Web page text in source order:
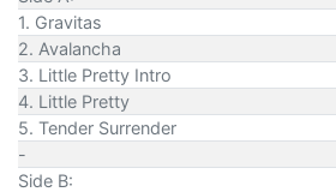
1. Gravitas
2. Avalancha
3. Little Pretty Intro
4. Little Pretty
5. Tender Surrender
-
Side B: